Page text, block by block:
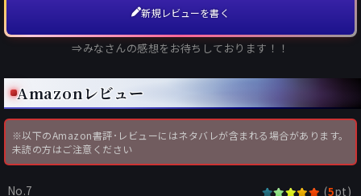
新規レビューを書く
⇒みなさんの感想をお待ちしております！！
Amazonレビュー
※以下のAmazon書評･レビューにはネタバレが含まれる場合があります。
未読の方はご注意ください
No.7 (5pt)